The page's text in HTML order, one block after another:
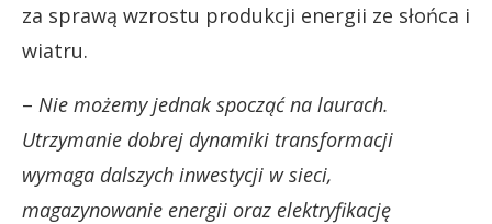
za sprawą wzrostu produkcji energii ze słońca i
wiatru.
– Nie możemy jednak spocząć na laurach.
Utrzymanie dobrej dynamiki transformacji
wymaga dalszych inwestycji w sieci,
magazynowanie energii oraz elektryfikację